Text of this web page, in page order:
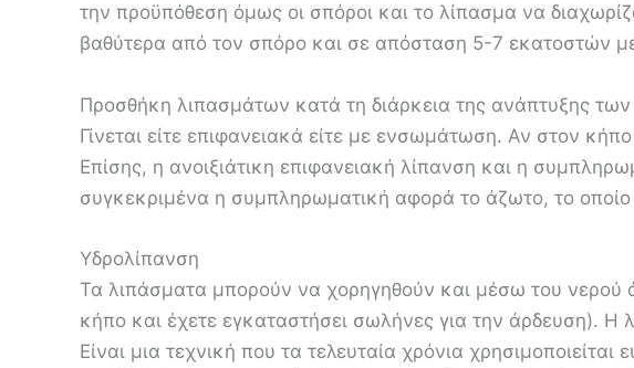
την προϋπόθεση όμως οι σπόροι και το λίπασμα να
βαθύτερα από τον σπόρο και σε απόσταση 5-7 εκατοστών
Προσθήκη λιπασμάτων κατά τη διάρκεια της ανάπτυξης
Γίνεται είτε επιφανειακά είτε με ενσωμάτωση. Αν στον
Επίσης, η ανοιξιάτικη επιφανειακή λίπανση και η
συγκεκριμένα η συμπληρωματική αφορά το άζωτο, το οποίο
Υδρολίπανση
Τα λιπάσματα μπορούν να χορηγηθούν και μέσω του νερού
κήπο και έχετε εγκαταστήσει σωλήνες για την άρδευση).
Είναι μια τεχνική που τα τελευταία χρόνια